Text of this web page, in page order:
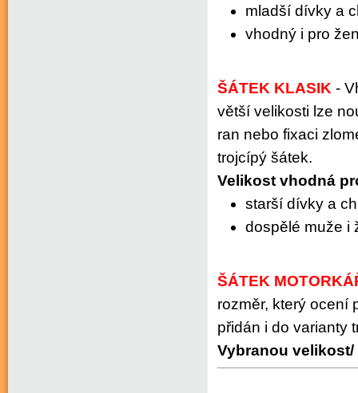
mladší dívky a
vhodný i pro
ŠÁTEK KLASIK -
větší velikosti lze
ran nebo fixaci
trojcípý šátek.
Velikost vhodná
starší dívky a
dospělé muže i
ŠÁTEK
rozměr, který ocení
přidán i do varianty
Vybranou